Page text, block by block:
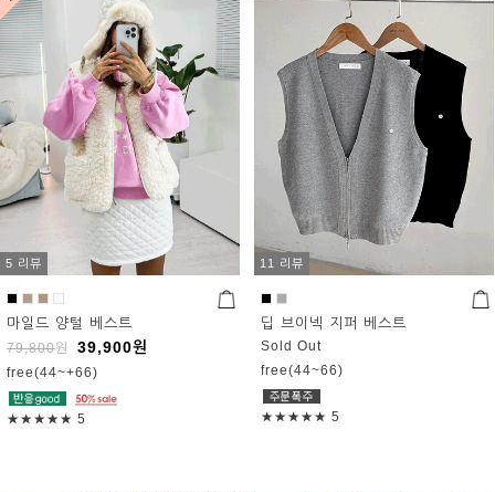
5 리뷰
마일드 양털 베스트
79,800원 39,900원
free(44~+66)
★★★★★ 5
11 리뷰
딥 브이넥 지퍼 베스트
Sold Out
free(44~66)
★★★★★ 5